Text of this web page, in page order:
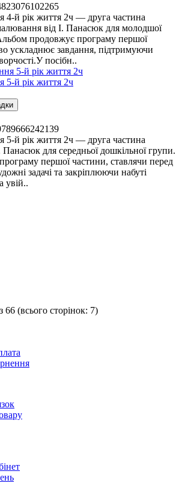
4-й рік життя 2ч — друга частина
від І. Панасюк для молодшої
продовжує програму першої
ускладнює завдання, підтримуючи
посібн..
5-й рік життя 2ч
5-й рік життя 2ч — друга частина
Панасюк для середньої дошкільної групи.
першої частини, ставлячи перед
задачі та закріплюючи набуті
увій..
66 (всього сторінок: 7)